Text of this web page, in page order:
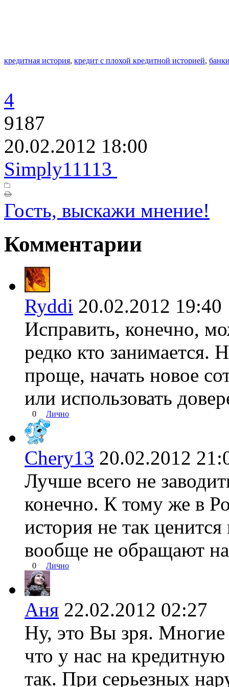
кредитная история, кредит с плохой кредитной историей,
4
9187
20.02.2012 18:00
Simply11113
Гость, выскажи мнение!
Комментарии
Ryddi 20.02.2012
Исправить, конечно,
редко кто занимается.
проще, начать новое
или использовать
0 Лично
Chery13 20.02.2012
Лучше всего не
конечно. К тому же в
история не так
вообще не обращают
0 Лично
Аня 22.02.2012 02:27
Ну, это Вы зря. Многие
что у нас на
так. При серьезных